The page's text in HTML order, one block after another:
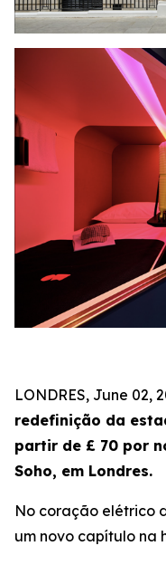
LONDRES, June 02,
redefinição da
partir de £ 70 por
Soho, em Londres.
No coração elétrico
um novo capítulo na